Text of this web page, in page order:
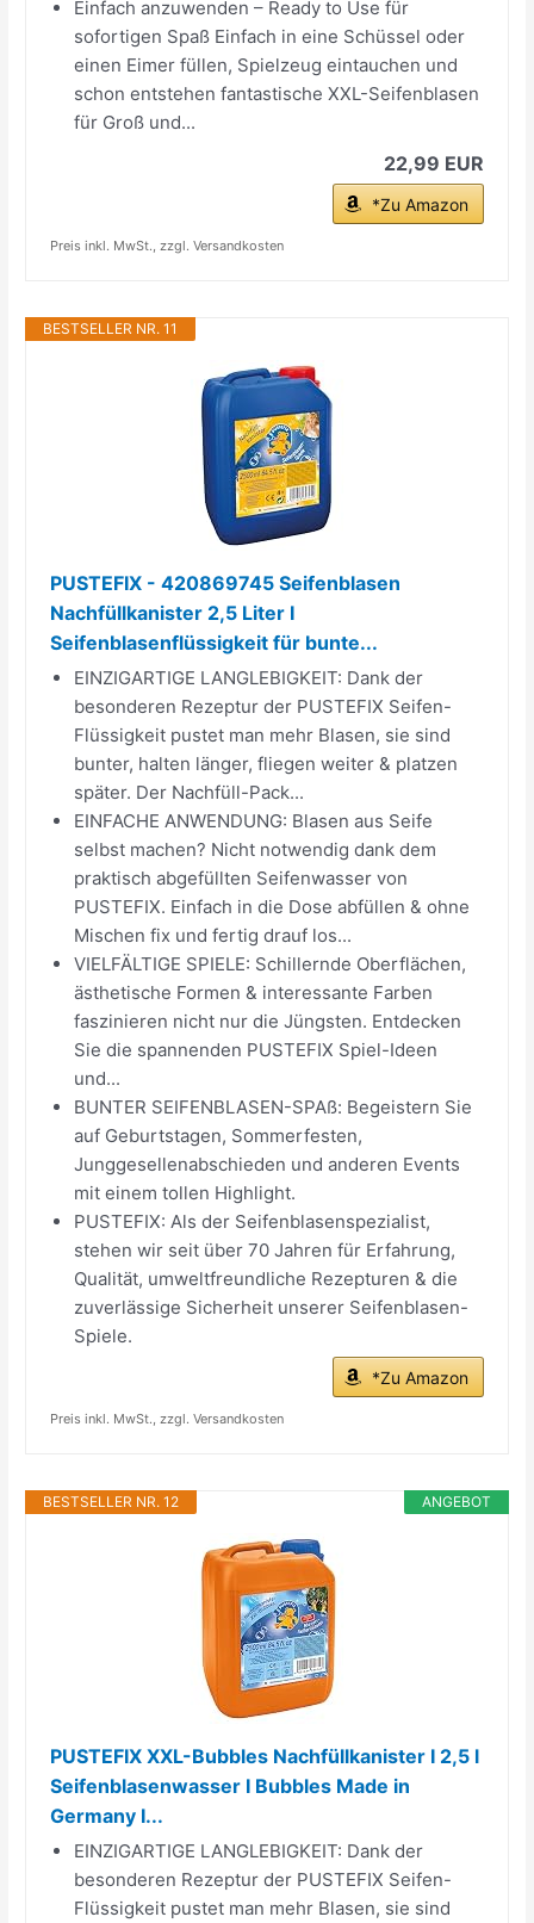
Einfach anzuwenden – Ready to Use für
sofortigen Spaß Einfach in eine Schüssel oder
einen Eimer füllen, Spielzeug eintauchen und
schon entstehen fantastische XXL-Seifenblasen
für Groß und...
22,99 EUR
*Zu Amazon
Preis inkl. MwSt., zzgl. Versandkosten
BESTSELLER NR. 11
PUSTEFIX - 420869745 Seifenblasen
Nachfüllkanister 2,5 Liter I
Seifenblasenflüssigkeit für bunte...
EINZIGARTIGE LANGLEBIGKEIT: Dank der
besonderen Rezeptur der PUSTEFIX Seifen-
Flüssigkeit pustet man mehr Blasen, sie sind
bunter, halten länger, fliegen weiter & platzen
später. Der Nachfüll-Pack...
EINFACHE ANWENDUNG: Blasen aus Seife
selbst machen? Nicht notwendig dank dem
praktisch abgefüllten Seifenwasser von
PUSTEFIX. Einfach in die Dose abfüllen & ohne
Mischen fix und fertig drauf los...
VIELFÄLTIGE SPIELE: Schillernde Oberflächen,
ästhetische Formen & interessante Farben
faszinieren nicht nur die Jüngsten. Entdecken
Sie die spannenden PUSTEFIX Spiel-Ideen
und...
BUNTER SEIFENBLASEN-SPAß: Begeistern Sie
auf Geburtstagen, Sommerfesten,
Junggesellenabschieden und anderen Events
mit einem tollen Highlight.
PUSTEFIX: Als der Seifenblasenspezialist,
stehen wir seit über 70 Jahren für Erfahrung,
Qualität, umweltfreundliche Rezepturen & die
zuverlässige Sicherheit unserer Seifenblasen-
Spiele.
*Zu Amazon
Preis inkl. MwSt., zzgl. Versandkosten
ANGEBOT
BESTSELLER NR. 12
PUSTEFIX XXL-Bubbles Nachfüllkanister I 2,5 l
Seifenblasenwasser I Bubbles Made in
Germany I...
EINZIGARTIGE LANGLEBIGKEIT: Dank der
besonderen Rezeptur der PUSTEFIX Seifen-
Flüssigkeit pustet man mehr Blasen, sie sind